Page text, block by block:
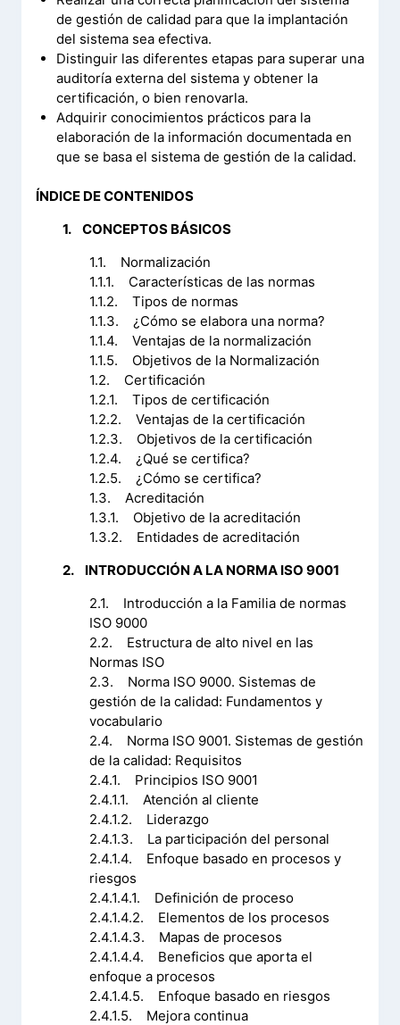
de gestión de calidad para que la implantación
del sistema sea efectiva.
Distinguir las diferentes etapas para superar una
auditoría externa del sistema y obtener la
certificación, o bien renovarla.
Adquirir conocimientos prácticos para la
elaboración de la información documentada en
que se basa el sistema de gestión de la calidad.
ÍNDICE DE CONTENIDOS
1. CONCEPTOS BÁSICOS
1.1. Normalización
1.1.1. Características de las normas
1.1.2. Tipos de normas
1.1.3. ¿Cómo se elabora una norma?
1.1.4. Ventajas de la normalización
1.1.5. Objetivos de la Normalización
1.2. Certificación
1.2.1. Tipos de certificación
1.2.2. Ventajas de la certificación
1.2.3. Objetivos de la certificación
1.2.4. ¿Qué se certifica?
1.2.5. ¿Cómo se certifica?
1.3. Acreditación
1.3.1. Objetivo de la acreditación
1.3.2. Entidades de acreditación
2. INTRODUCCIÓN A LA NORMA ISO 9001
2.1. Introducción a la Familia de normas
ISO 9000
2.2. Estructura de alto nivel en las
Normas ISO
2.3. Norma ISO 9000. Sistemas de
gestión de la calidad: Fundamentos y
vocabulario
2.4. Norma ISO 9001. Sistemas de gestión
de la calidad: Requisitos
2.4.1. Principios ISO 9001
2.4.1.1. Atención al cliente
2.4.1.2. Liderazgo
2.4.1.3. La participación del personal
2.4.1.4. Enfoque basado en procesos y
riesgos
2.4.1.4.1. Definición de proceso
2.4.1.4.2. Elementos de los procesos
2.4.1.4.3. Mapas de procesos
2.4.1.4.4. Beneficios que aporta el
enfoque a procesos
2.4.1.4.5. Enfoque basado en riesgos
2.4.1.5. Mejora continua